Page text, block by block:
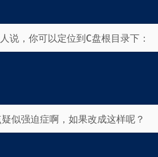
说，你可以定位到C盘根目录下：
似强迫症啊，如果改成这样呢？